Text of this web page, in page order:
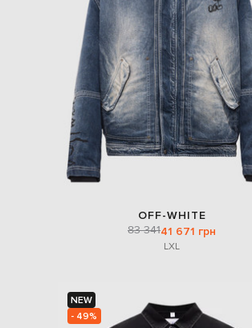
OFF-WHITE
83 34141 671 грн
LXL
NEW
- 49%